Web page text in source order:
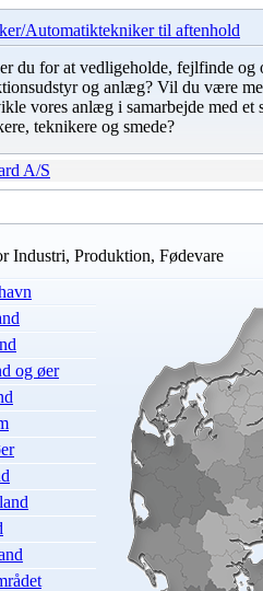
Automatiktekniker til aftenhold
du for at vedligeholde, fejlfinde og
og anlæg? Vil du være
vores anlæg i samarbejde med et
teknikere og smede?
A/S
Industri, Produktion, Fødevare
og øer